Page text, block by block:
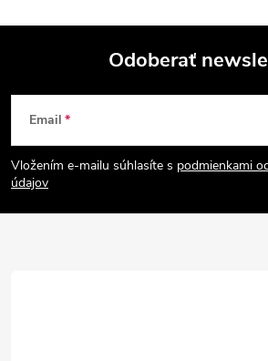
Z
á
p
Odoberať
Email
Vložením e-mailu súhlasíte s podmienkami
údajov